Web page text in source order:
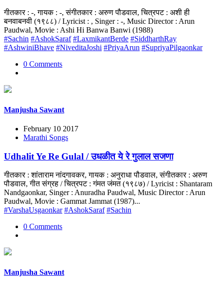
गीतकार : -, गायक : -, संगीतकार : अरुण पौडवाल, चित्रपट : अशी ही
बनवाबनवी (१९८८) / Lyricist : , Singer : -, Music Director : Arun
Paudwal, Movie : Ashi Hi Banwa Banwi (1988)
#Sachin #AshokSaraf #LaxmikantBerde #SiddharthRay
#AshwiniBhave #NiveditaJoshi #PriyaArun #SupriyaPilgaonkar
0 Comments
Manjusha Sawant
February 10 2017
Marathi Songs
Udhalit Ye Re Gulal / उधळीत ये रे गुलाल सजणा
गीतकार : शांताराम नांदगावकर, गायक : अनुराधा पौडवाल, संगीतकार : अरुण
पौडवाल, गीत संग्रह / चित्रपट : गंमत जंमत (१९८७) / Lyricist : Shantaram
Nandgaonkar, Singer : Anuradha Paudwal, Music Director : Arun
Paudwal, Movie : Gammat Jammat (1987)...
#VarshaUsgaonkar #AshokSaraf #Sachin
0 Comments
Manjusha Sawant